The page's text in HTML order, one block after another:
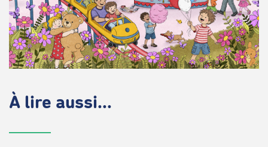
À lire aussi...